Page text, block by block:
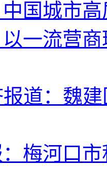
国城市
一流营
道：魏
梅河口